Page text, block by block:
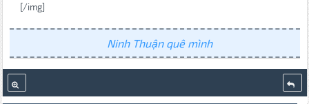
[/img]
Ninh Thuận quê mình